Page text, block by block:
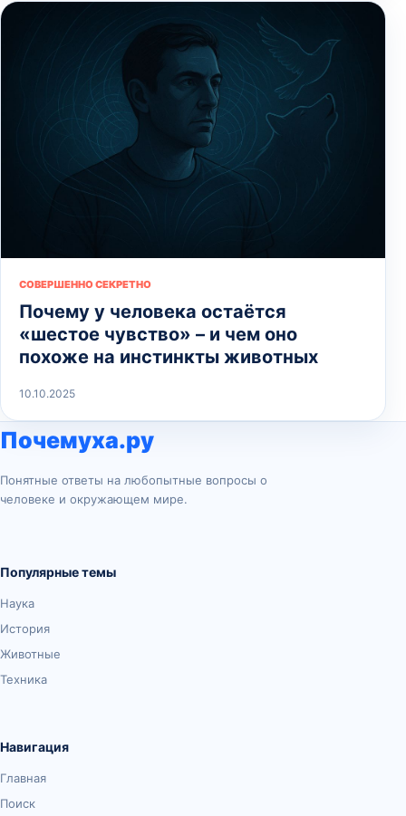
СОВЕРШЕННО СЕКРЕТНО
Почему у человека остаётся
«шестое чувство» – и чем оно
похоже на инстинкты животных
10.10.2025
Почемуха.ру
Понятные ответы на любопытные вопросы о
человеке и окружающем мире.
Популярные темы
Наука
История
Животные
Техника
Навигация
Главная
Поиск